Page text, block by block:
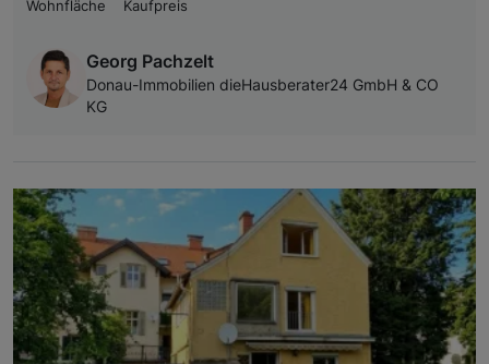
Wohnfläche
Kaufpreis
Georg Pachzelt
Donau-Immobilien dieHausberater24 GmbH & CO
KG